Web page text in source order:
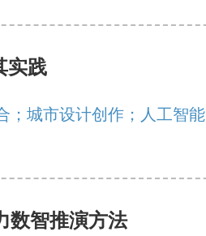
实践
；城市设计创作；人工智
数智推演方法